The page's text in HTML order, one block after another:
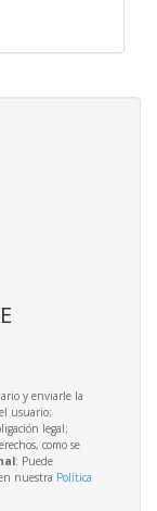
y enviarle la
usuario;
legal;
como se
: Puede
nuestra Política